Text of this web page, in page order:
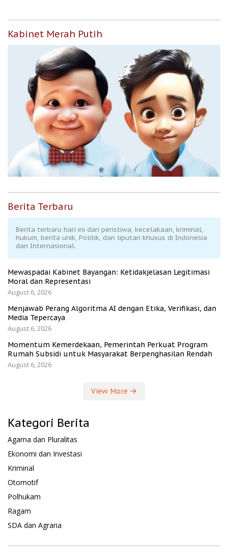
Kabinet Merah Putih
Berita Terbaru
Berita terbaru hari ini dari peristiwa, kecelakaan, kriminal,
hukum, berita unik, Politik, dan liputan khusus di Indonesia
dan Internasional.
Mewaspadai Kabinet Bayangan: Ketidakjelasan Legitimasi
Moral dan Representasi
August 6, 2026
Menjawab Perang Algoritma AI dengan Etika, Verifikasi, dan
Media Tepercaya
August 6, 2026
Momentum Kemerdekaan, Pemerintah Perkuat Program
Rumah Subsidi untuk Masyarakat Berpenghasilan Rendah
August 6, 2026
View More
Kategori Berita
Agama dan Pluralitas
Ekonomi dan Investasi
Kriminal
Otomotif
Polhukam
Ragam
SDA dan Agraria